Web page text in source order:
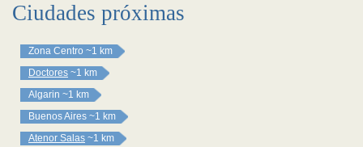
Ciudades próximas
Zona Centro ~1 km
Doctores ~1 km
Algarin ~1 km
Buenos Aires ~1 km
Atenor Salas ~1 km